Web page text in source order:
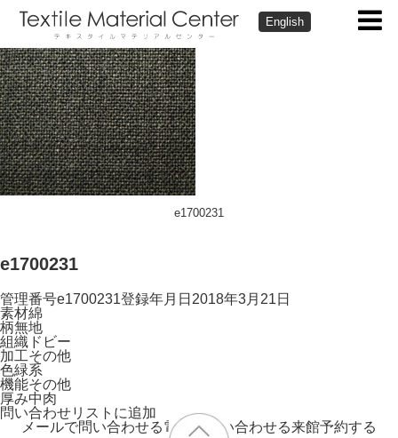
English
e1700231
e1700231
管理番号e1700231登録年月日 2018年3月21日
素材綿
柄無地
組織 ドビー
加工その他
色緑系
機能その他
厚み中肉
問い合わせリストに追加
メールで問い合わせる電話で問い合わせる来館予約する